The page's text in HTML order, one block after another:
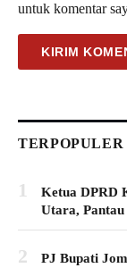
untuk komentar
TERPOPULER
1
Ketua DPRD
Utara,
2
PJ Bupati